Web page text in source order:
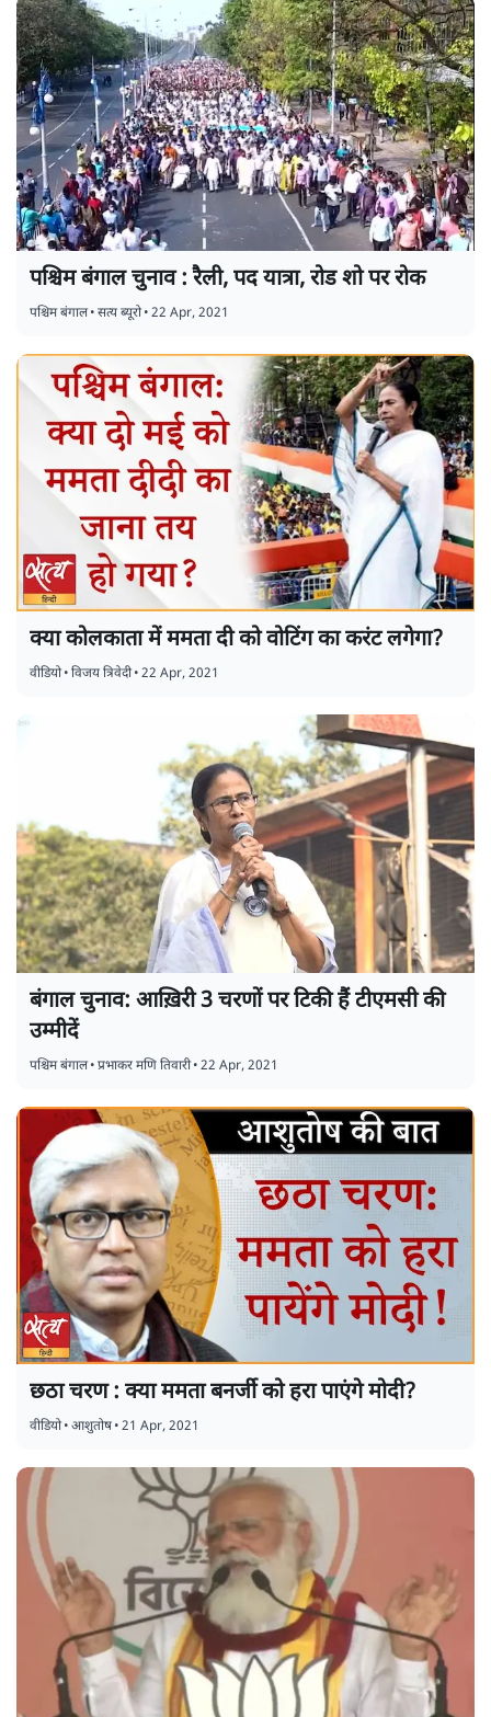
पश्चिम बंगाल चुनाव : रैली, पद यात्रा, रोड शो पर रोक
पश्चिम बंगाल•सत्य ब्यूरो•22 Apr, 2021
क्या कोलकाता में ममता दी को वोटिंग का करंट लगेगा?
वीडियो•विजय त्रिवेदी•22 Apr, 2021
बंगाल चुनाव: आख़िरी 3 चरणों पर टिकी हैं टीएमसी की
उम्मीदें
पश्चिम बंगाल•प्रभाकर मणि तिवारी•22 Apr, 2021
छठा चरण : क्या ममता बनर्जी को हरा पाएंगे मोदी?
वीडियो•आशुतोष•21 Apr, 2021